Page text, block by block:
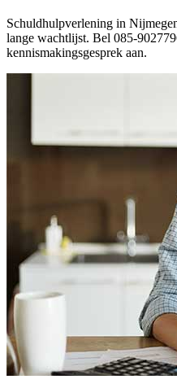
Schuldhulpverlening in
lange wachtlijst. Bel 085-
kennismakingsgesprek aan.